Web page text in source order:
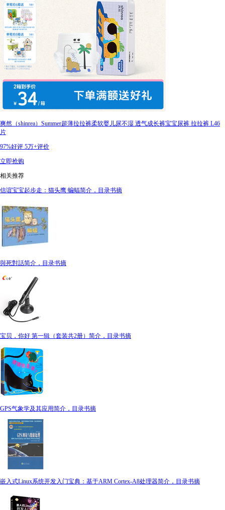
爽然（shinrea）Summer超薄拉拉裤柔软婴儿尿不湿 透气成长裤宝宝尿裤 拉拉裤 L46
片
97%好评 5万+评价
立即抢购
相关推荐
信谊宝宝起步走：猫头鹰 蝙蝠简介，目录书摘
與死對話简介，目录书摘
宝贝，你好 第一辑（套装共2册）简介，目录书摘
GPS气象学及其应用简介，目录书摘
嵌入式Linux系统开发入门宝典：基于ARM Cortex-A8处理器简介，目录书摘